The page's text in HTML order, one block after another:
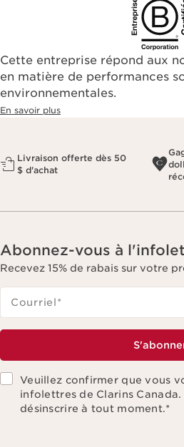
Cette entreprise répond aux
en matière de performances
environnementales.​
En savoir plus
Livraison offerte dès 50
$ d'achat
Abonnez-vous à
Recevez 15% de rabais sur votre
Courriel*
Veuillez confirmer que vous
infolettres de Clarins
désinscrire à tout moment.*